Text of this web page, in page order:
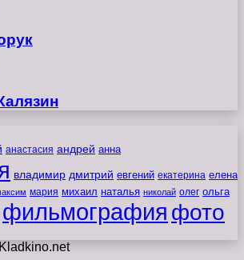
анастасия андрей анна
владимир дмитрий евгений екатерина елена
мария михаил наталья николай олег ольга
фильмография фото